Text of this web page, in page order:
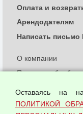
О компании
Политика
Согласием на
Оферта оптовой
Оплата и
Арендодателям
Написать письмо
Оставаясь на
ПОЛИТИКОЙ